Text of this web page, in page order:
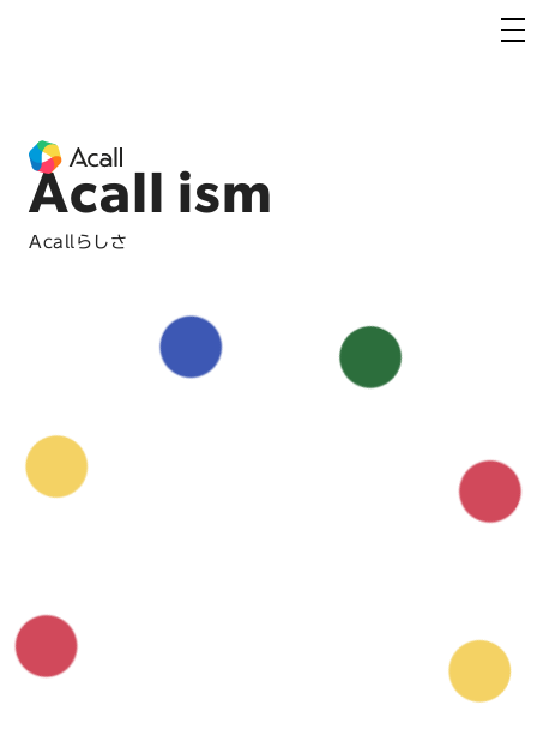
Acall ism
Acallらしさ